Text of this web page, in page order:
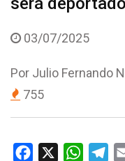
03/07/2025
Por Julio Fernando
755
W